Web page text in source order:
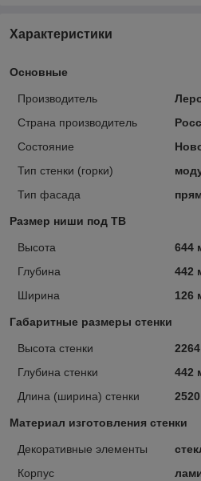
Характеристики
Основные
Производитель
Страна производитель
Состояние
Тип стенки (горки)
Тип фасада
Размер ниши под ТВ
Высота
644
Глубина
442
Ширина
126
Габаритные размеры стенки
Высота стенки
Глубина стенки
442
Длина (ширина) стенки
Материал изготовления стенки
Декоративные элементы
Корпус